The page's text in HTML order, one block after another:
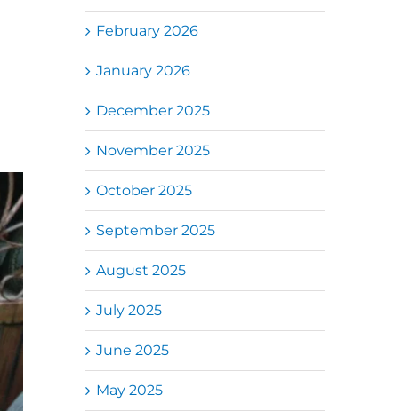
February 2026
January 2026
December 2025
November 2025
October 2025
September 2025
August 2025
July 2025
June 2025
May 2025